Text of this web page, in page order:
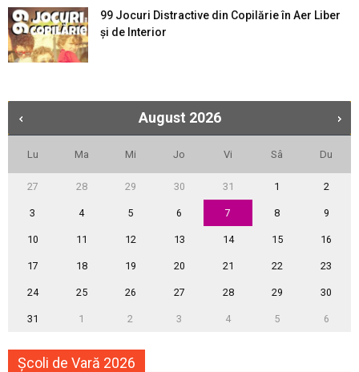
99 Jocuri Distractive din Copilărie în Aer Liber
şi de Interior
August 2026
Lu Ma Mi Jo Vi Sâ Du
27 28 29 30 31 1 2
3 4 5 6 7 8 9
10 11 12 13 14 15 16
17 18 19 20 21 22 23
24 25 26 27 28 29 30
31 1 2 3 4 5 6
Școli de Vară 2026